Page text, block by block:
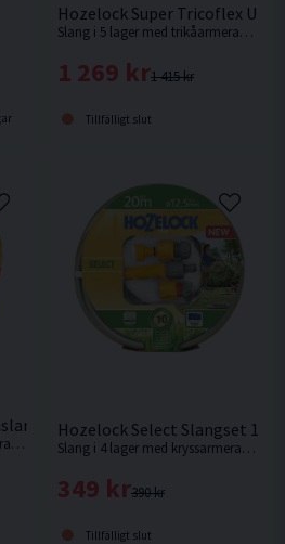
Hozelock Super Tricoflex
Slang i 5 lager med trikåarmerad förstärkning. 30 års garanti!
1 415 kr
1 269 kr
Tillfälligt slut
12,5mm 20m
Slang i 4 lager med kryssarmerad förstärkning. 10 års garanti.
Hozelock Select Slangset
Slang i 4 lager med kryssarmerad förstärkning. 10 års garanti.
390 kr
349 kr
Tillfälligt slut